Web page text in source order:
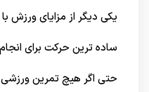
یکی دیگر از مزایای ورزش
ساده ترین حرکت برای
حتی اگر هیچ تمرین ورزشی